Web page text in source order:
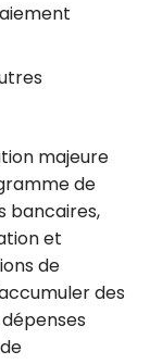
majeure
de
bancaires,
et
de
des